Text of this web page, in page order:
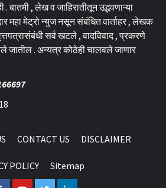
बातमी , लेख व जाहिरातीतून उद्भवणाऱ्या
महा मेट्रो न्युज नसून संबंधित वार्ताहर , लेखक
सर्व खटले , वादविवाद , प्रकरणे
जातील . अन्यत्र कोठेही चालवले जाणार
CONTACT US DISCLAIMER
POLICY Sitemap